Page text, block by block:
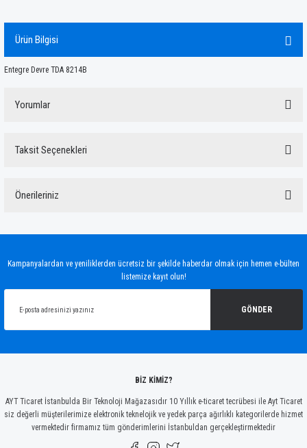
Ürün Bilgisi
Entegre Devre TDA 8214B
Yorumlar
Taksit Seçenekleri
Önerileriniz
Ürün açıklamasında eksik bilgiler bulunuyor.
Kampanyalardan ve yeniliklerden ücretsiz bir şekilde haberdar olmak için hemen e-bülten
listemize kayıt olun!
GÖNDER
BİZ KİMİZ?
AYT Ticaret İstanbulda Bir Teknoloji Mağazasıdır 10 Yıllık e-ticaret tecrübesi ile Ayt Ticaret
siz değerli müşterilerimize elektronik teknelojik ve yedek parça ağırlıklı kategorilerde hizmet
vermektedir firmamız tüm gönderimlerini İstanbuldan gerçekleştirmektedir